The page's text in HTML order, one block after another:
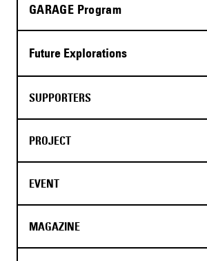
GARAGE Program
Future Explorations
SUPPORTERS
PROJECT
EVENT
MAGAZINE